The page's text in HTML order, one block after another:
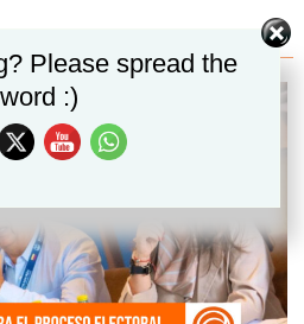
Please spread the
word :)
Set Youtube Channel ID